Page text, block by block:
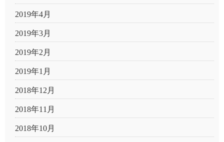
2019年4月
2019年3月
2019年2月
2019年1月
2018年12月
2018年11月
2018年10月